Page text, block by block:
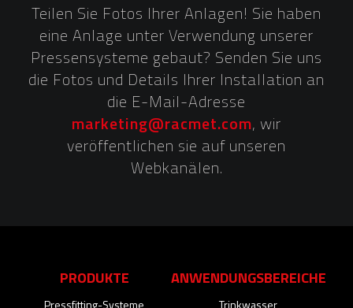
Teilen Sie Fotos Ihrer Anlagen! Sie haben
eine Anlage unter Verwendung unserer
Pressensysteme gebaut? Senden Sie uns
die Fotos und Details Ihrer Installation an
die E-Mail-Adresse
marketing@racmet.com, wir
veröffentlichen sie auf unseren
Webkanälen.
PRODUKTE
Pressfitting-Systeme
ANWENDUNGSBEREICHE
Trinkwasser